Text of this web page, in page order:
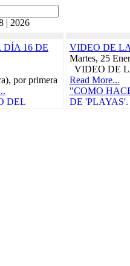
| 2026
DÍA 16 DE
por primera
DEL
el pasado
EL
VIDEO DE
Martes, 25
VIDEO DE
Read More...
"COMO
DE